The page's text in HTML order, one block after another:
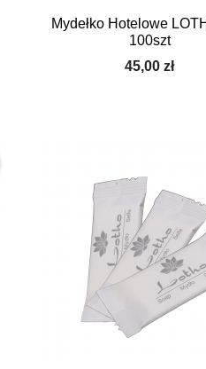
Mydełko Hotelowe
100szt
45,00 zł
Szybki podgląd